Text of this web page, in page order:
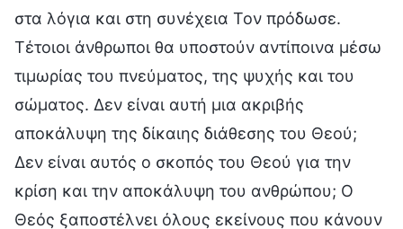
στα λόγια και στη συνέχεια Τον πρόδωσε.
Τέτοιοι άνθρωποι θα υποστούν αντίποινα μέσω
τιμωρίας του πνεύματος, της ψυχής και του
σώματος. Δεν είναι αυτή μια ακριβής
αποκάλυψη της δίκαιης διάθεσης του Θεού;
Δεν είναι αυτός ο σκοπός του Θεού για την
κρίση και την αποκάλυψη του ανθρώπου; Ο
Θεός ξαποστέλνει όλους εκείνους που κάνουν